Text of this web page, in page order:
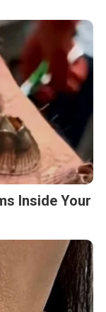
Inside Your